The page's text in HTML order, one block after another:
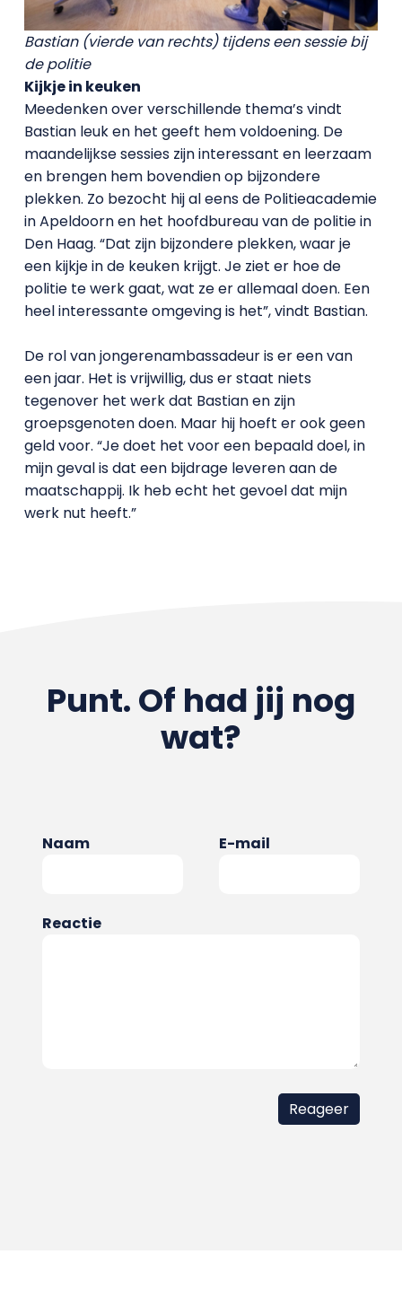
Bastian (vierde van rechts) tijdens een sessie bij
de politie
Kijkje in keuken
Meedenken over verschillende thema’s vindt
Bastian leuk en het geeft hem voldoening. De
maandelijkse sessies zijn interessant en leerzaam
en brengen hem bovendien op bijzondere
plekken. Zo bezocht hij al eens de Politieacademie
in Apeldoorn en het hoofdbureau van de politie in
Den Haag. “Dat zijn bijzondere plekken, waar je
een kijkje in de keuken krijgt. Je ziet er hoe de
politie te werk gaat, wat ze er allemaal doen. Een
heel interessante omgeving is het”, vindt Bastian.
De rol van jongerenambassadeur is er een van
een jaar. Het is vrijwillig, dus er staat niets
tegenover het werk dat Bastian en zijn
groepsgenoten doen. Maar hij hoeft er ook geen
geld voor. “Je doet het voor een bepaald doel, in
mijn geval is dat een bijdrage leveren aan de
maatschappij. Ik heb echt het gevoel dat mijn
werk nut heeft.”
Punt. Of had jij nog
wat?
Naam E-mail
Reactie